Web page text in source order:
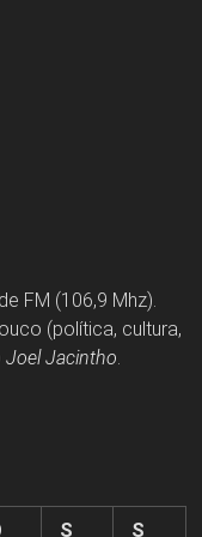
FM (106,9 Mhz).
(política, cultura,
Joel Jacintho.
S S